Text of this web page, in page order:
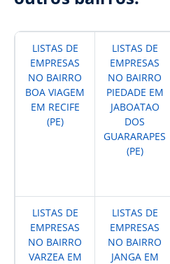
LISTAS DE
EMPRESAS
NO BAIRRO
BOA VIAGEM
EM RECIFE
(PE)
LISTAS DE
EMPRESAS
NO BAIRRO
PIEDADE EM
JABOATAO
DOS
GUARARAPES
(PE)
LISTAS DE
EMPRESAS
NO BAIRRO
VARZEA EM
LISTAS DE
EMPRESAS
NO BAIRRO
JANGA EM